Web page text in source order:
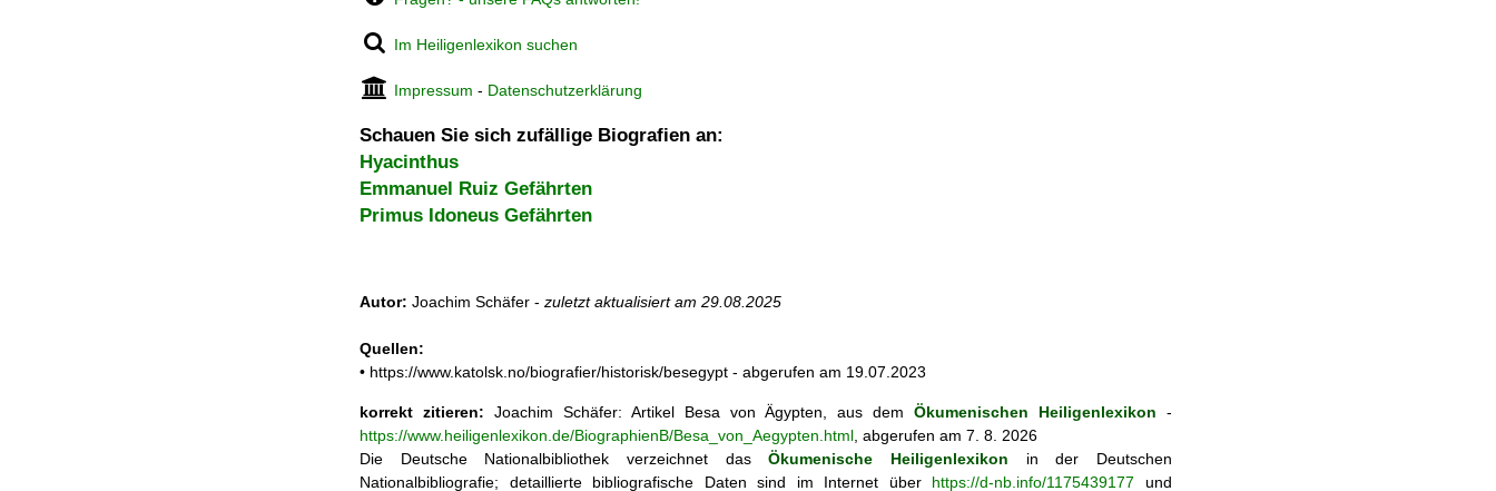
Im Heiligenlexikon suchen
Impressum - Datenschutzerklärung
Schauen Sie sich zufällige Biografien an:
Hyacinthus
Emmanuel Ruiz Gefährten
Primus Idoneus Gefährten
Autor: Joachim Schäfer - zuletzt aktualisiert am 29.08.2025
Quellen:
• https://www.katolsk.no/biografier/historisk/besegypt - abgerufen am 19.07.2023
korrekt zitieren: Joachim Schäfer: Artikel Besa von Ägypten, aus demÖkumenischen Heiligenlexikon -
https://www.heiligenlexikon.de/BiographienB/Besa_von_Aegypten.html , abgerufen am 7. 8. 2026
Die Deutsche Nationalbibliothek verzeichnet dasÖkumenische Heiligenlexikon in der Deutschen
Nationalbibliografie; detaillierte bibliografische Daten sind im Internet über https://d-nb.info/1175439177 und